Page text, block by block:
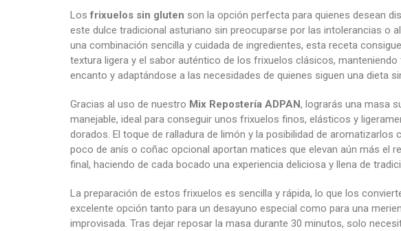
textura ligera y el sabor auténtico de los frixuelos clásicos, manteniendo
encanto y adaptándose a las necesidades de quienes siguen una dieta
Gracias al uso de nuestroMix Repostería ADPAN, lograrás una masa
manejable, ideal para conseguir unos frixuelos finos, elásticos y
poco de anís o coñac opcional aportan matices que elevan aún más el
final, haciendo de cada bocado una experiencia deliciosa y llena de
La preparación de estos frixuelos es sencilla y rápida, lo que los
excelente opción tanto para un desayuno especial como para una
sartén antiadherente y algo de paciencia para cocinarlos uno a uno,
textura fina y delicada que tanto caracteriza a los auténticos frixuelos.